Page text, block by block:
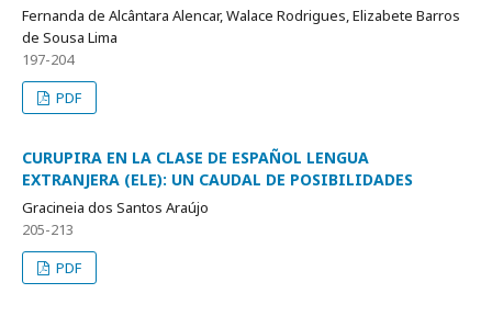
Fernanda de Alcântara Alencar, Walace Rodrigues, Elizabete Barros
de Sousa Lima
197-204
PDF
CURUPIRA EN LA CLASE DE ESPAÑOL LENGUA
EXTRANJERA (ELE): UN CAUDAL DE POSIBILIDADES
Gracineia dos Santos Araújo
205-213
PDF